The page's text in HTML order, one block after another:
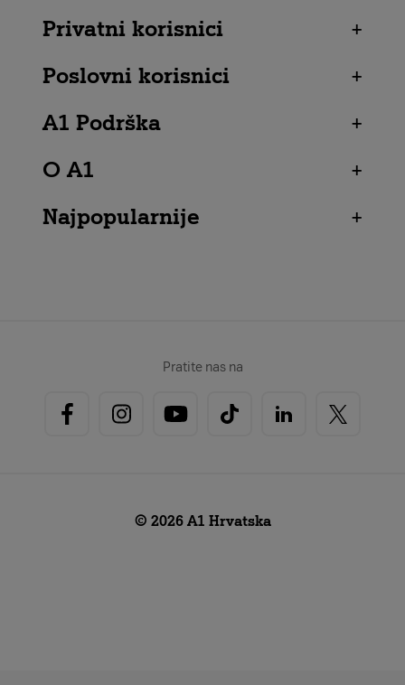
Privatni korisnici
+
Poslovni korisnici
+
A1 Podrška
+
O A1
+
Najpopularnije
+
Pratite nas na
© 2026 A1 Hrvatska